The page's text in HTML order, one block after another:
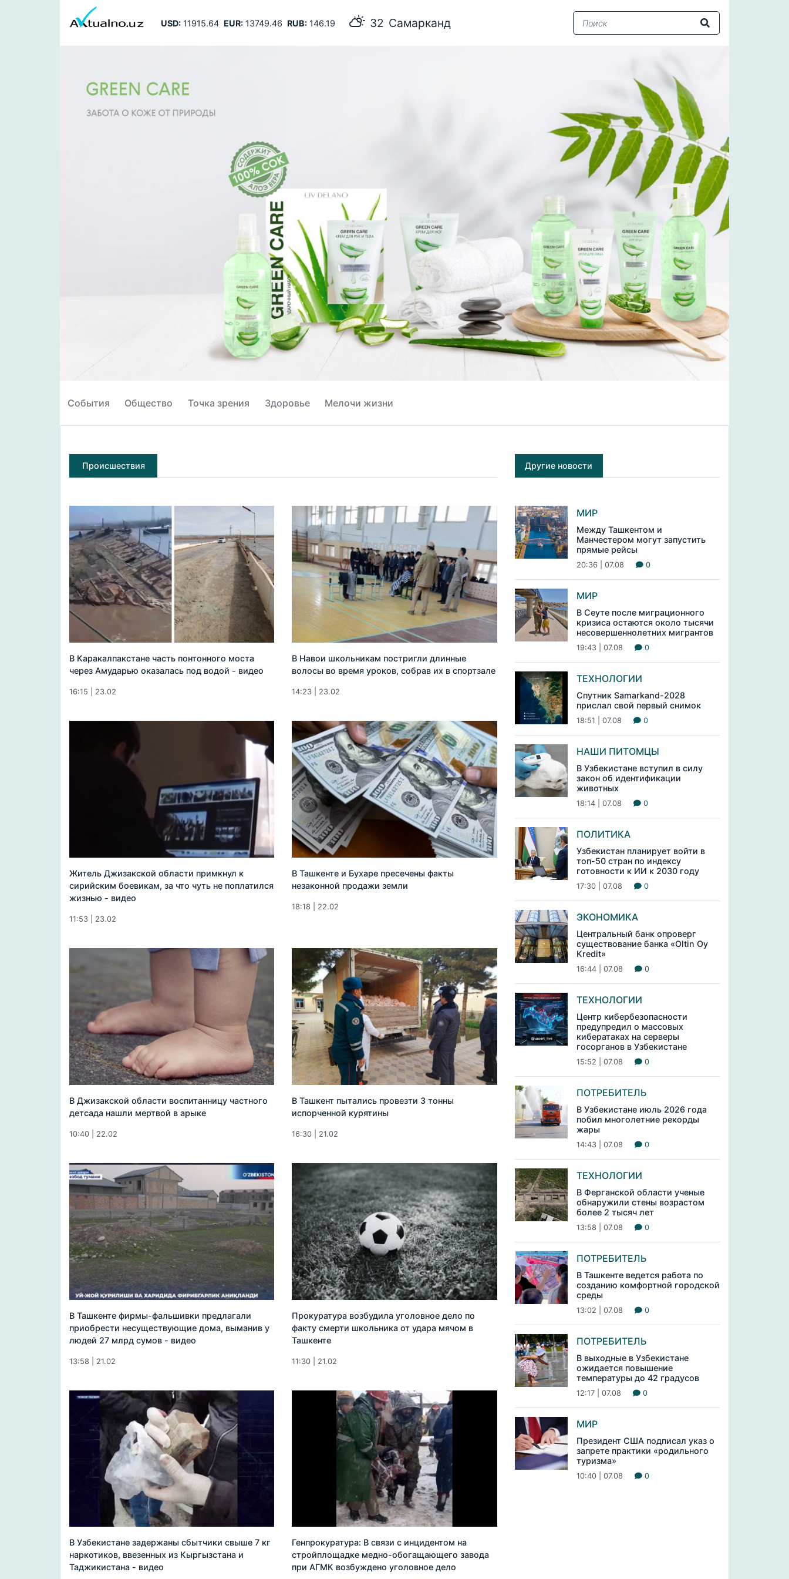
USD:11915.64 EUR:13749.46 RUB:146.19 32 Самарканд
События Общество Точка зрения Здоровье Мелочи жизни
Происшествия
В Каракалпакстане часть понтонного моста
через Амударью оказалась под водой - видео
16:15 | 23.02
В Навои школьникам постригли длинные
волосы во время уроков, собрав их в спортзале
14:23 | 23.02
Житель Джизакской области примкнул к
сирийским боевикам, за что чуть не поплатился
жизнью - видео
11:53 | 23.02
В Ташкенте и Бухаре пресечены факты
незаконной продажи земли
18:18 | 22.02
В Джизакской области воспитанницу частного
детсада нашли мертвой в арыке
10:40 | 22.02
В Ташкент пытались провезти 3 тонны
испорченной курятины
16:30 | 21.02
В Ташкенте фирмы-фальшивки предлагали
приобрести несуществующие дома, выманив у
людей 27 млрд сумов - видео
13:58 | 21.02
Прокуратура возбудила уголовное дело по
факту смерти школьника от удара мячом в
Ташкенте
11:30 | 21.02
В Узбекистане задержаны сбытчики свыше 7 кг
наркотиков, ввезенных из Кыргызстана и
Таджикистана - видео
Генпрокуратура: В связи с инцидентом на
стройплощадке медно-обогащающего завода
при АГМК возбуждено уголовное дело
Другие новости
МИР
Между Ташкентом и
Манчестером могут запустить
прямые рейсы
20:36 | 07.08 0
МИР
В Сеуте после миграционного
кризиса остаются около тысячи
несовершеннолетних мигрантов
19:43 | 07.08 0
ТЕХНОЛОГИИ
Спутник Samarkand-2028
прислал свой первый снимок
18:51 | 07.08 0
НАШИ ПИТОМЦЫ
В Узбекистане вступил в силу
закон об идентификации
животных
18:14 | 07.08 0
ПОЛИТИКА
Узбекистан планирует войти в
топ-50 стран по индексу
готовности к ИИ к 2030 году
17:30 | 07.08 0
ЭКОНОМИКА
Центральный банк опроверг
существование банка «Oltin Oy
Kredit»
16:44 | 07.08 0
ТЕХНОЛОГИИ
Центр кибербезопасности
предупредил о массовых
кибератаках на серверы
госорганов в Узбекистане
15:52 | 07.08 0
ПОТРЕБИТЕЛЬ
В Узбекистане июль 2026 года
побил многолетние рекорды
жары
14:43 | 07.08 0
ТЕХНОЛОГИИ
В Ферганской области ученые
обнаружили стены возрастом
более 2 тысяч лет
13:58 | 07.08 0
ПОТРЕБИТЕЛЬ
В Ташкенте ведется работа по
созданию комфортной городской
среды
13:02 | 07.08 0
ПОТРЕБИТЕЛЬ
В выходные в Узбекистане
ожидается повышение
температуры до 42 градусов
12:17 | 07.08 0
МИР
Президент США подписал указ о
запрете практики «родильного
туризма»
10:40 | 07.08 0